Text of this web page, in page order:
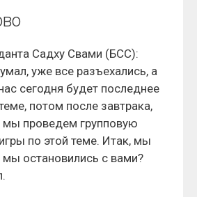
Садху Свами (БСС):
уже все разъехались, а
сегодня будет последнее
потом после завтрака,
мы проведем групповую
по этой теме. Итак, мы
остановились с вами?